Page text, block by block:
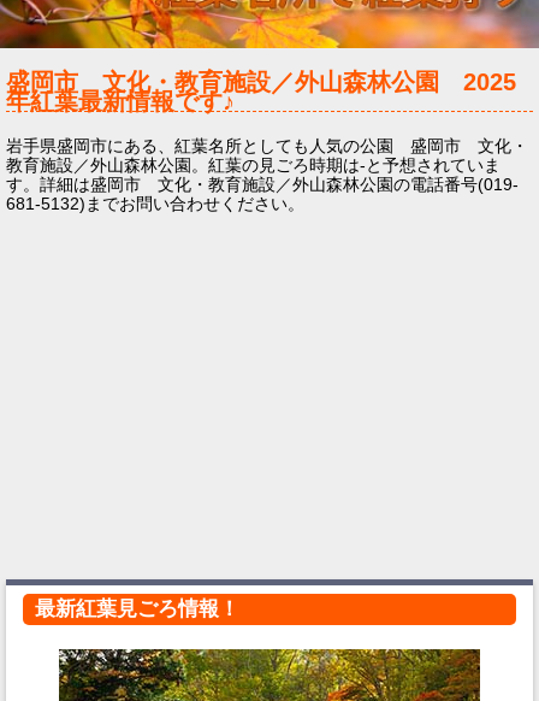
盛岡市 文化・教育施設／外山森林公園 2025
年紅葉最新情報です♪
岩手県盛岡市にある、紅葉名所としても人気の公園 盛岡市 文化・
教育施設／外山森林公園。紅葉の見ごろ時期は-と予想されていま
す。詳細は盛岡市 文化・教育施設／外山森林公園の電話番号(019-
681-5132)までお問い合わせください。
最新紅葉見ごろ情報！